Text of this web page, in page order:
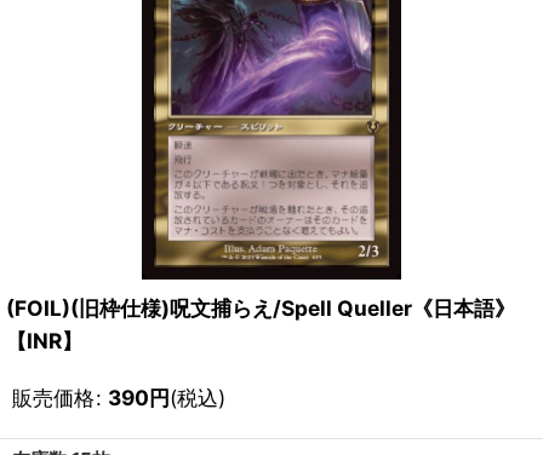
(FOIL)(旧枠仕様)呪文捕らえ/Spell Queller《日本語》
【INR】
販売価格: 390円(税込)